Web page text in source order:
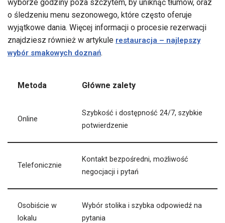
wyborze godziny poza szczytem, by uniknąć tłumów, oraz
o śledzeniu menu sezonowego, które często oferuje
wyjątkowe dania. Więcej informacji o procesie rezerwacji
znajdziesz również w artykule restauracja – najlepszy
wybór smakowych doznań.
Metoda Główne zalety
Online
Szybkość i dostępność 24/7, szybkie
potwierdzenie
Telefonicznie
Kontakt bezpośredni, możliwość
negocjacji i pytań
Osobiście w
lokalu
Wybór stolika i szybka odpowiedź na
pytania